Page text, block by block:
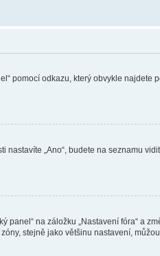
pomocí odkazu, který obvykle najdete
nastavíte „Ano“, budete na seznamu
na záložku „Nastavení fóra“ a
stejně jako většinu nastavení,